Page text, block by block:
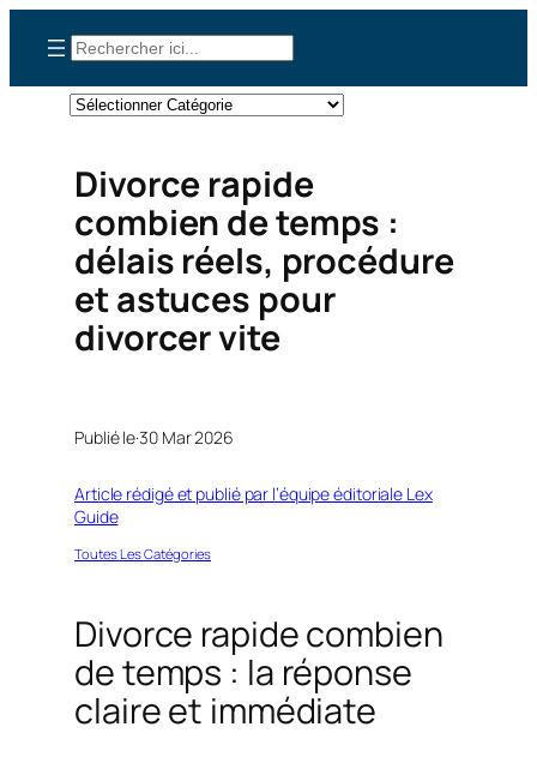
contenu
Rechercher
Catégories
Divorce rapide
combien de temps :
délais réels, procédure
et astuces pour
divorcer vite
Publié le·30 Mar 2026
Article rédigé et publié par l’équipe éditoriale Lex
Guide
Toutes Les Catégories
Divorce rapide combien
de temps : la réponse
claire et immédiate